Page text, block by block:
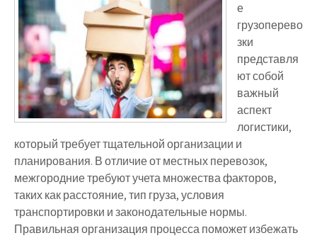
е
грузоперево
зки
представля
ют собой
важный
аспект
логистики,
который требует тщательной организации и
планирования. В отличие от местных перевозок,
межгородние требуют учета множества факторов,
таких как расстояние, тип груза, условия
транспортировки и законодательные нормы.
Правильная организация процесса поможет избежать